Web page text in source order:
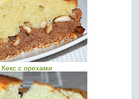
Кекс с орехами